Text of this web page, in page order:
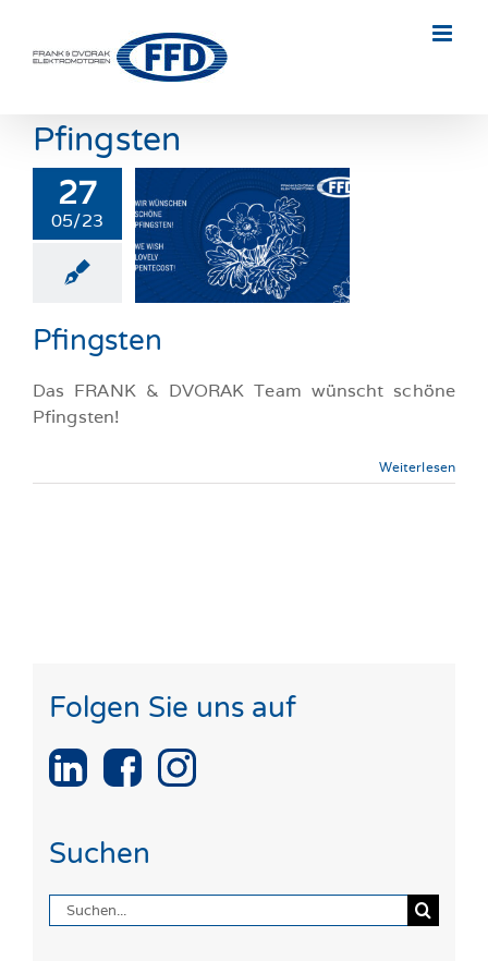
content
Pfingsten
27
05/23
News
Pfingsten
Das FRANK & DVORAK Team wünscht schöne
Pfingsten!
Weiterlesen
Folgen Sie uns auf
Suchen
Suche
nach: